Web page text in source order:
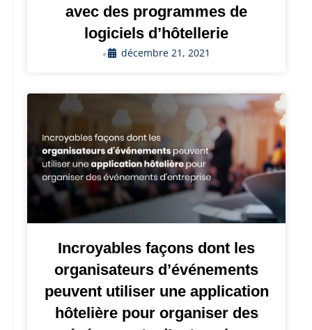
avec des programmes de
logiciels d’hôtellerie
• décembre 21, 2021
Incroyables façons dont les
organisateurs d’événements
peuvent utiliser une application
hôtelière pour organiser des